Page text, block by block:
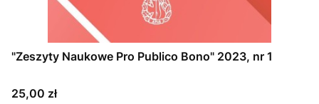
"Zeszyty Naukowe Pro Publico Bono" 2023, nr 1
Cena
25,00 zł